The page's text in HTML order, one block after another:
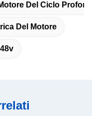
Del Ciclo
Del Motore